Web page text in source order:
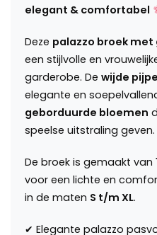
elegant & comfortabel
Deze palazzo broek
een stijlvolle en
garderobe. De wijde
elegante en
geborduurde bloemen
speelse uitstraling geven.
De broek is gemaakt van
voor een lichte en
in de maten S t/m XL.
✔ Elegante palazzo